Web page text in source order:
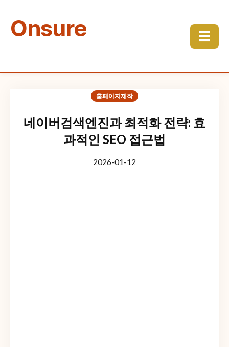
Onsure ☰
홈페이지제작
네이버검색엔진과 최적화 전략: 효
과적인 SEO 접근법
2026-01-12